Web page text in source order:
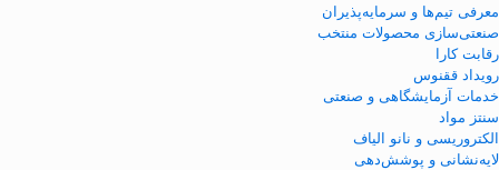
معرفی تیم‌ها و سرمایه‌پذیران
صنعتی‌سازی محصولات منتخب
رقابت کارا
رویداد ققنوس
خدمات آزمایشگاهی و صنعتی
سنتز مواد
الکتروریسی و نانو الیاف
لایه‌نشانی و پوشش‌دهی